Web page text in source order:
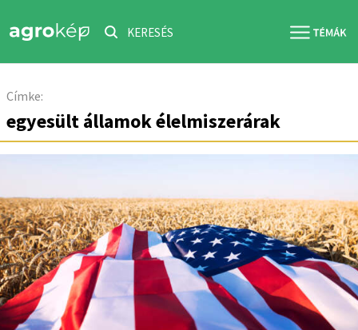
KERESÉS
Címke:
egyesült államok élelmiszerárak